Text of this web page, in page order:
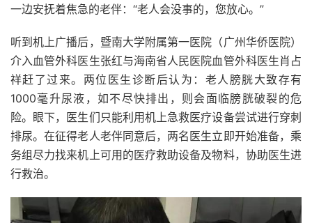
一边安抚着焦急的老伴：“老人会没事的，您放心。”
听到机上广播后，暨南大学附属第一医院（广州华侨医院）
介入血管外科医生张红与海南省人民医院血管外科医生肖占
祥赶了过来。两位医生诊断后认为：老人膀胱大致存有
1000毫升尿液，如不尽快排出，则会面临膀胱破裂的危
险。眼下，医生们只能利用机上急救医疗设备尝试进行穿刺
排尿。在征得老人老伴同意后，两名医生立即开始准备，乘
务组尽力找来机上可用的医疗救助设备及物料，协助医生进
行救治。